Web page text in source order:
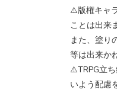
⚠️版権キャ
ことは出来
また、塗り
等は出来か
⚠️TRPG立
いよう配慮